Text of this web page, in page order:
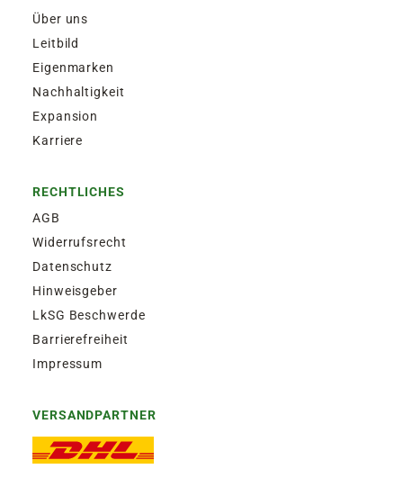
Über uns
Leitbild
Eigenmarken
Nachhaltigkeit
Expansion
Karriere
RECHTLICHES
AGB
Widerrufsrecht
Datenschutz
Hinweisgeber
LkSG Beschwerde
Barrierefreiheit
Impressum
VERSANDPARTNER